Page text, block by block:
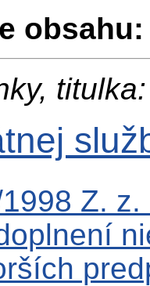
obsahu:
titulka:
Z.